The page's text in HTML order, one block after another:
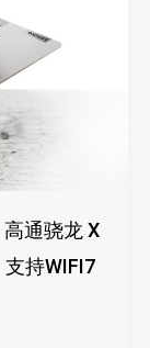
通骁龙 X
持WIFI7